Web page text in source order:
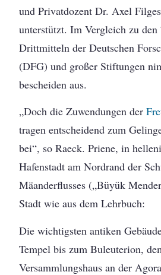
und Privatdozent Dr. Axel
unterstützt. Im Vergleich zu den
Drittmitteln der Deutschen
(DFG) und großer Stiftungen
bescheiden aus.
„Doch die Zuwendungen der
tragen entscheidend zum
bei“, so Raeck. Priene, in
Hafenstadt am Nordrand der
Mäanderflusses („Büyük
Stadt wie aus dem Lehrbuch:
Die wichtigsten antiken
Tempel bis zum Buleuterion,
Versammlungshaus an der